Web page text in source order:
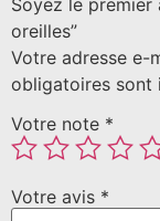
Soyez le premier
oreilles”
Votre adresse e-
obligatoires sont
Votre note *
Votre avis *